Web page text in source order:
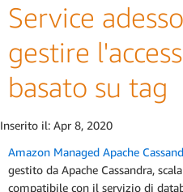
Service
gestire
basato su tag
Inserito il: Apr 8, 2020
Amazon Managed Apache
gestito da Apache Cassandra,
compatibile con il servizio di